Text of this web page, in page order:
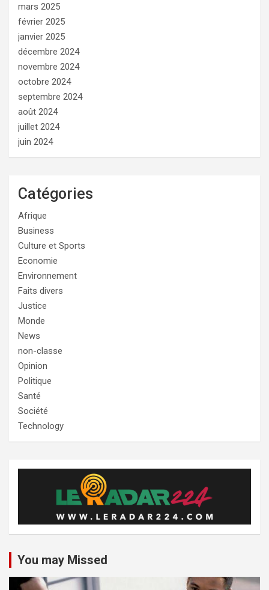
mars 2025
février 2025
janvier 2025
décembre 2024
novembre 2024
octobre 2024
septembre 2024
août 2024
juillet 2024
juin 2024
Catégories
Afrique
Business
Culture et Sports
Economie
Environnement
Faits divers
Justice
Monde
News
non-classe
Opinion
Politique
Santé
Société
Technology
You may Missed